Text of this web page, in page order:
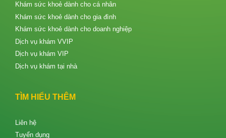
Khám sức khoẻ dành cho cá nhân
Khám sức khoẻ dành cho gia đình
Khám sức khoẻ dành cho doanh nghiệp
Dịch vụ khám VVIP
Dịch vụ khám VIP
Dịch vụ khám tại nhà
TÌM HIỂU THÊM
Liên hệ
Tuyển dụng